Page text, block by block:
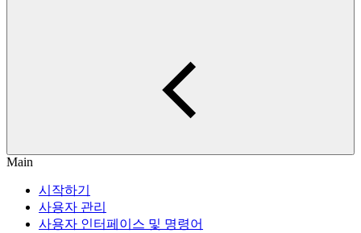
Main
시작하기
사용자 관리
사용자 인터페이스 및 명령어